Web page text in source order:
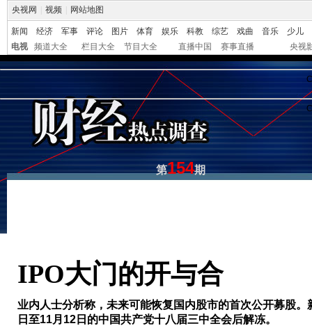
央视网 视频 网站地图
新闻 经济 军事 评论 图片 体育 娱乐 科教 综艺 戏曲 音乐
少儿
电视
频道大全 栏目大全 节目大全 直播中国 赛事直播 央视
第154期
IPO大门的开与合
业内人士分析称，未来可能恢复国内股市的首次公开募股。
日至11月12日的中国共产党十八届三中全会后解冻。